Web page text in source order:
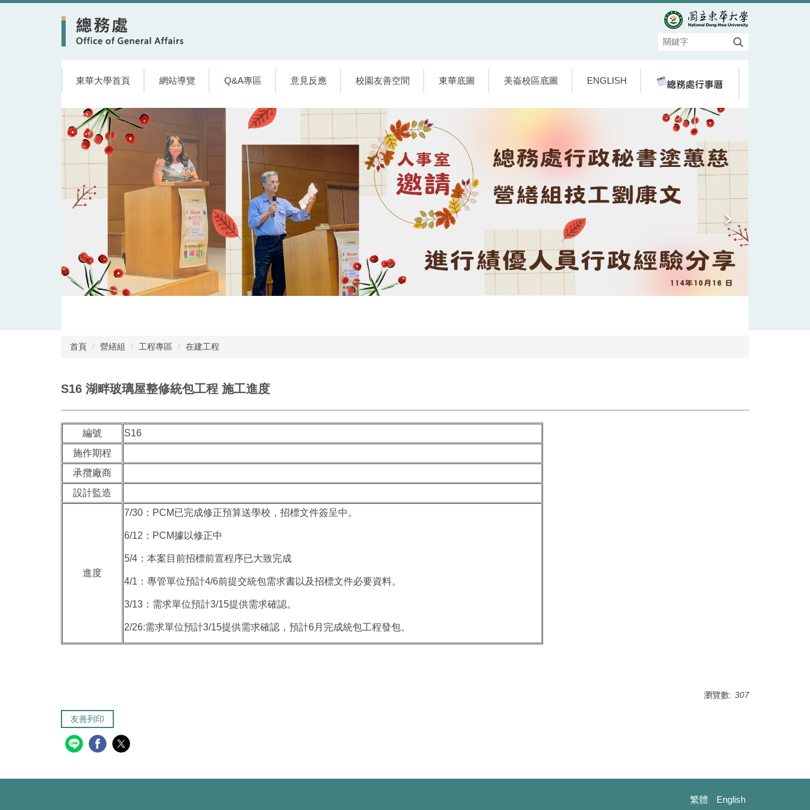
東華大學首頁 網站導覽 Q&A專區 意見反應 校園友善空間 東華底圖 美崙校區底圖 ENGLISH
首頁 營繕組 工程專區 在建工程
S16 湖畔玻璃屋整修統包工程 施工進度
編號
S16
施作期程
承攬廠商
設計監造
進度
7/30：PCM已完成修正預算送學校，招標文件簽呈中。
6/12：PCM據以修正中
5/4：本案目前招標前置程序已大致完成
4/1：專管單位預計4/6前提交統包需求書以及招標文件必要資料。
3/13：需求單位預計3/15提供需求確認。
2/26:需求單位預計3/15提供需求確認，預計6月完成統包工程發包。
瀏覽數: 307
友善列印
繁體 English